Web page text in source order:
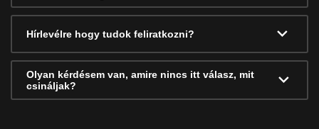
Hírlevélre hogy tudok feliratkozni?
Olyan kérdésem van, amire nincs itt válasz, mit
csináljak?